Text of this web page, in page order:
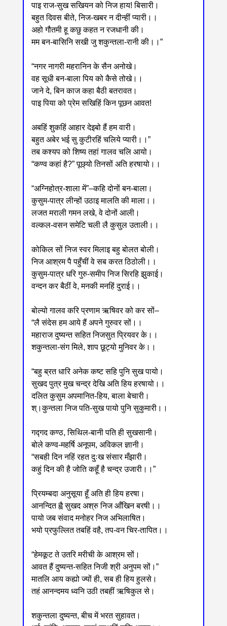
पाइ राज-सुख सखियन को निज हाय! बिसारी।
बहुत दिवस बीते, निज-खबर न दीन्हीं प्यारी।।
अहो गौतमी हू कछु कहत न रजधानी की।
मम बन-बासिनि सखी जु शकुन्तला-रानी की।।”
“नगर नागरी महरानिन के सैन अनोखे।
वह सूधी बन-बाला पिय को कैसे तोखे।।
जाने दे, बिन काज कहा बैठी बतरावत।
पाइ पिया को प्रेम सखिहिं किन पूछन आवत!
अबहिं शुकहिं आहार देइबो हैं हम वारी।
बहुत अबेर भई सु कुटीरहिं चलिये प्यारी।।”
तब कश्यप को शिष्य तहां गालव चलि आयो।
“कण्व कहां है?” पूछ्यो तिनसों अति हरषायो।।
“अग्निहोत्र-शाला में”‒कहि दोनों बन-बाला।
कुसुम-पात्र लीन्हों उठाइ मालति की माला।।
लजत मराली गमन लखे, वे दोनों आली।
वल्कल-वसन समेटि चली लै कुसुल उताली।।
कोकिल सों निज स्वर मिलाइ बहु बोलत बोली।
निज आश्रम पै पहुँचीं वे सब करत ठिठोली।।
कुसुम-पात्र धरि गुरु-समीप निज सिरहि झुकाई।
वन्दन कर बैठीं वे, मनकी मनहिं दुराई।।
बोल्यो गालव करि प्रणाम ऋषिवर को कर सों‒
“लै संदेस हम आये हैं अपने गुरुवर सों।।
महाराज दुष्यन्त सहित निजसुत प्रियवर के।।
शकुन्तला-संग मिले, शाप छूट्यो मुनिवर के।।
“बहु ब्रत धारि अनेक कष्ट सहि पुनि सुख पायो।
सुखद पुत्र मुख चन्द्र देखि अति हिय हरषायो।।
दलित कुसुम अपमानित-हिय, बाला बेचारी।
श्।कुन्तला निज पति-सुख पायो पुनि सुकुमारी।।
गद्गद कण्ठ, सिथिल-बानी पति ही सुखसानी।
बोले कण्व-महर्षि अनूपम, अविकल ज्ञानी।
“सबही दिन नहिं रहत दुःख संसार मँझारी।
कहुं दिन की है जोति कहूँ है चन्द्र उजारी।।”
प्रियम्बदा अनुसूया हूँ अति ही हिय हरषा।
आनन्दित ह्वै सुखद अश्रु निज आँखिन बरषी।।
पायो जब संवाद मनोहर निज अभिलाषित।
भयो प्रफुल्लित तबहिं वहै, तप-वन चिर-तापित।।
“हेमकूट ते उतरि मरीची के आश्रम सों।
आवत हैं दुष्यन्त-सहित निजी श्री अनुपम सों।”
मातलि आय कह्यो ज्यों ही, सब ही हिय हुलसे।
तहं आनन्दमय ध्वनि उठी तबहीं ऋषिकुल से।
शकुन्तला दुष्यन्त, बीच में भरत सुहावत।